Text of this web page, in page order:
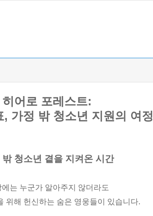
​히어로 포레스트:
​, 가정 밖 청소년 지원의 여정
밖 청소년 곁을 지켜온 시간
에는 누군가 알아주지 않더라도
위해 헌신하는 숨은 영웅들이 있습니다.